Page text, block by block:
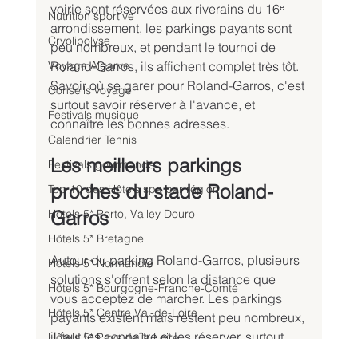
Nutrition sportive
Cryolipolyse
Voyage Algarve
Conseils voyage
Festivals musique
Calendrier Tennis
Festivals gourmands
Top 10 des Hôtels spa par région
Hôtels 5* Porto, Valley Douro
Hôtels 5* Bretagne
Hôtels 5* Normandie
Hôtels 5* Bourgogne-Franche-Comté
Hôtels 5* Centre Val-de-Loire
voirie sont réservées aux riverains du 16ᵉ
arrondissement, les parkings payants sont
peu nombreux, et pendant le tournoi de
Roland-Garros, ils affichent complet très tôt.
Savoir où se garer pour Roland-Garros, c'est
surtout savoir réserver à l'avance, et
connaître les bonnes adresses.
Les meilleurs parkings
proches du stade Roland-
Garros
Autour du parking Roland-Garros, plusieurs
solutions s'offrent selon la distance que
vous acceptez de marcher. Les parkings
payants existent mais restent peu nombreux,